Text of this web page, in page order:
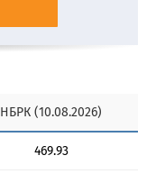
НБРК (10.08.2026)
469.93